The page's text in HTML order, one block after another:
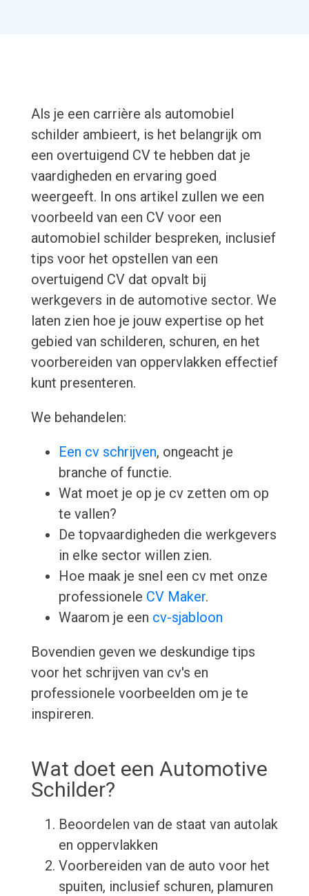
Als je een carrière als automobiel
schilder ambieert, is het belangrijk om
een overtuigend CV te hebben dat je
vaardigheden en ervaring goed
weergeeft. In ons artikel zullen we een
voorbeeld van een CV voor een
automobiel schilder bespreken, inclusief
tips voor het opstellen van een
overtuigend CV dat opvalt bij
werkgevers in de automotive sector. We
laten zien hoe je jouw expertise op het
gebied van schilderen, schuren, en het
voorbereiden van oppervlakken effectief
kunt presenteren.
We behandelen:
Een cv schrijven, ongeacht je
branche of functie.
Wat moet je op je cv zetten om op
te vallen?
De topvaardigheden die werkgevers
in elke sector willen zien.
Hoe maak je snel een cv met onze
professionele CV Maker.
Waarom je een cv-sjabloon
Bovendien geven we deskundige tips
voor het schrijven van cv's en
professionele voorbeelden om je te
inspireren.
Wat doet een Automotive
Schilder?
Beoordelen van de staat van autolak
en oppervlakken
Voorbereiden van de auto voor het
spuiten, inclusief schuren, plamuren